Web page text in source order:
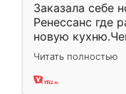
Заказала себе
Ренессанс где
новую
вполне
два года,
Читать полностью